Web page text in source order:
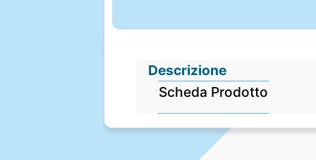
Descrizione
Scheda Prodotto